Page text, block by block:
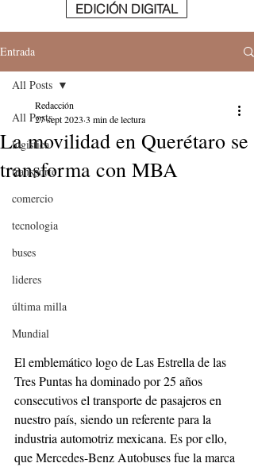
EDICIÓN DIGITAL
Entrada
All Posts
logistica
transporte
comercio
tecnologia
buses
lideres
última milla
Mundial
All Posts
La movilidad en Querétaro se
transforma con MBA
Redacción
27 sept 2023 3 min de lectura
El emblemático logo de Las Estrella de las
Tres Puntas ha dominado por 25 años
consecutivos el transporte de pasajeros en
nuestro país, siendo un referente para la
industria automotriz mexicana. Es por ello,
que Mercedes-Benz Autobuses fue la marca